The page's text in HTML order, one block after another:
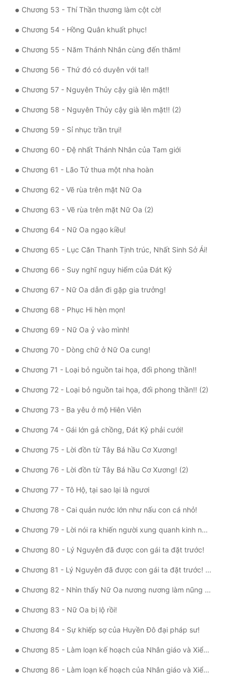
Chương 53 - Thí Thần thương làm cột cờ!
Chương 54 - Hồng Quân khuất phục!
Chương 55 - Năm Thánh Nhân cùng đến thăm!
Chương 56 - Thứ đó có duyên với ta!!
Chương 57 - Nguyên Thủy cậy già lên mặt!!
Chương 58 - Nguyên Thủy cậy già lên mặt!! (2)
Chương 59 - Sỉ nhục trần trụi!
Chương 60 - Đệ nhất Thánh Nhân của Tam giới
Chương 61 - Lão Tử thua một nha hoàn
Chương 62 - Vẽ rùa trên mặt Nữ Oa
Chương 63 - Vẽ rùa trên mặt Nữ Oa (2)
Chương 64 - Nữ Oa ngạo kiều!
Chương 65 - Lục Căn Thanh Tịnh trúc, Nhất Sinh Sở Ái!
Chương 66 - Suy nghĩ nguy hiểm của Đát Kỷ
Chương 67 - Nữ Oa dẫn đi gặp gia trưởng!
Chương 68 - Phục Hi hèn mọn!
Chương 69 - Nữ Oa ỷ vào mình!
Chương 70 - Dòng chữ ở Nữ Oa cung!
Chương 71 - Loại bỏ nguồn tai họa, đổi phong thần!!
Chương 72 - Loại bỏ nguồn tai họa, đổi phong thần!! (2)
Chương 73 - Ba yêu ở mộ Hiên Viên
Chương 74 - Gái lớn gả chồng, Ðát Kỷ phải cưới!
Chương 75 - Lời đồn từ Tây Bá hầu Cơ Xương!
Chương 76 - Lời đồn từ Tây Bá hầu Cơ Xương! (2)
Chương 77 - Tô Hộ, tại sao lại là ngươi
Chương 78 - Cai quản nước lớn như nấu con cá nhỏ!
Chương 79 - Lời nói ra khiến người xung quanh kinh ngạc!
Chương 80 - Lý Nguyên đã được con gái ta đặt trước!
Chương 81 - Lý Nguyên đã được con gái ta đặt trước! (2)
Chương 82 - Nhìn thấy Nữ Oa nương nương làm nũng với nam nhân!
Chương 83 - Nữ Oa bị lộ rồi!
Chương 84 - Sự khiếp sợ của Huyền Đô đại pháp sư!
Chương 85 - Làm loạn kế hoạch của Nhân giáo và Xiển giáo!
Chương 86 - Làm loạn kế hoạch của Nhân giáo và Xiển giáo! (2)